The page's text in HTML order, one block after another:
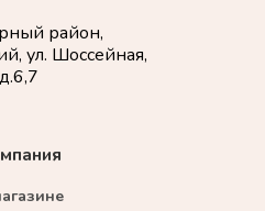
район,
ул. Шоссейная,
д.6,7